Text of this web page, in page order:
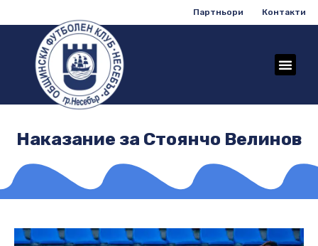
Партньори Контакти
Наказание за Стоянчо Велинов